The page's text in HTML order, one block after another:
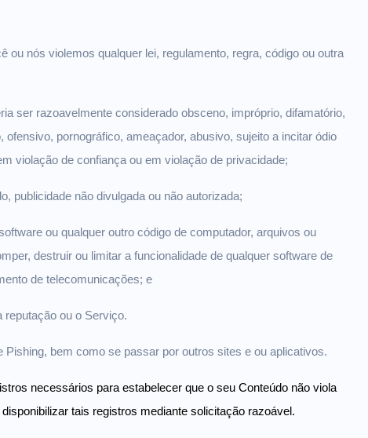
ou nós violemos qualquer lei, regulamento, regra, código ou outra
ser razoavelmente considerado obsceno, impróprio, difamatório,
ofensivo, pornográfico, ameaçador, abusivo, sujeito a incitar ódio
violação de confiança ou em violação de privacidade;
publicidade não divulgada ou não autorizada;
ou qualquer outro código de computador, arquivos ou
destruir ou limitar a funcionalidade de qualquer software de
de telecomunicações; e
reputação ou o Serviço.
Pishing, bem como se passar por outros sites e ou aplicativos.
necessários para estabelecer que o seu Conteúdo não viola
tais registros mediante solicitação razoável.